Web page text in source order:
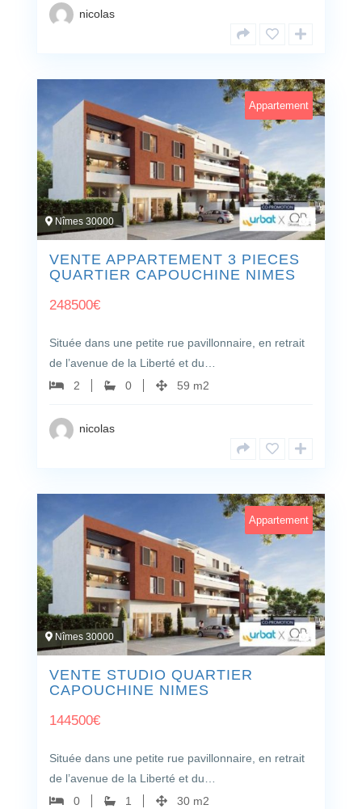
nicolas
Appartement
Nîmes 30000 2
VENTE APPARTEMENT 3 PIECES
QUARTIER CAPOUCHINE NIMES
248500€
Située dans une petite rue pavillonnaire, en retrait
de l’avenue de la Liberté et du…
2
0 59 m2
nicolas
Appartement
Nîmes 30000 1
VENTE STUDIO QUARTIER
CAPOUCHINE NIMES
144500€
Située dans une petite rue pavillonnaire, en retrait
de l’avenue de la Liberté et du…
0
1 30 m2